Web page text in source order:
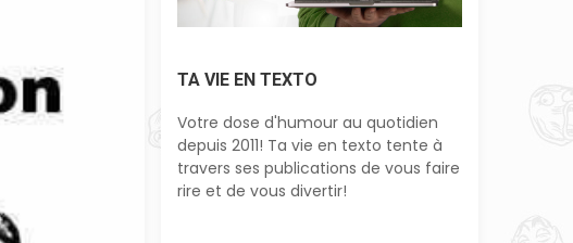
TA VIE EN TEXTO
Votre dose d'humour au quotidien
depuis 2011! Ta vie en texto tente à
travers ses publications de vous faire
rire et de vous divertir!